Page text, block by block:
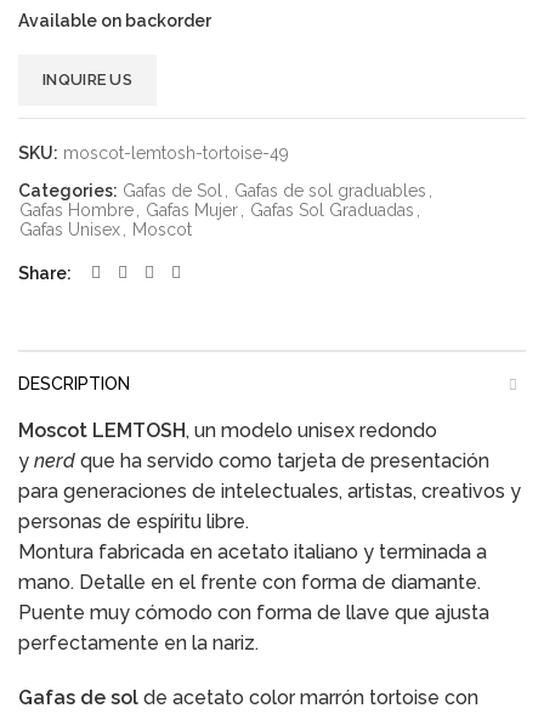
Available on backorder
INQUIRE US
SKU: moscot-lemtosh-tortoise-49
Categories: Gafas de Sol Gafas de sol graduables
Gafas Hombre
Gafas Mujer Gafas Sol Graduadas
Gafas Unisex
Moscot
Share
DESCRIPTION
Moscot LEMTOSH, un modelo unisex redondo
y nerd que ha servido como tarjeta de presentación
para generaciones de intelectuales, artistas, creativos y
personas de espíritu libre.
Montura fabricada en acetato italiano y terminada a
mano. Detalle en el frente con forma de diamante.
Puente muy cómodo con forma de llave que ajusta
perfectamente en la nariz.
Gafas de sol de acetato color marrón tortoise con